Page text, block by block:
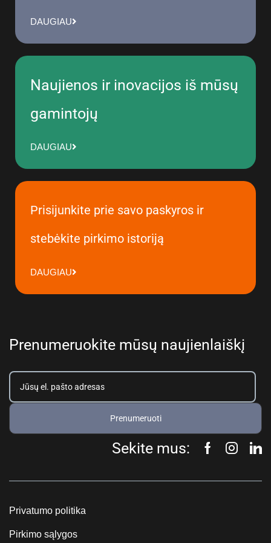
DAUGIAU
Naujienos ir inovacijos iš mūsų
gamintojų
DAUGIAU
Prisijunkite prie savo paskyros ir
stebėkite pirkimo istoriją
DAUGIAU
Prenumeruokite mūsų naujienlaiškį
Prenumeruoti
Sekite mus:
Privatumo politika
Pirkimo sąlygos